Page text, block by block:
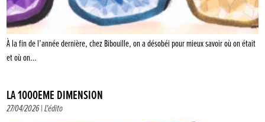
À la fin de l’année dernière, chez Bibouille, on a désobéi pour mieux savoir où on était
et où on…
LA 1000ÈME DIMENSION
27/04/2026 |L'édito